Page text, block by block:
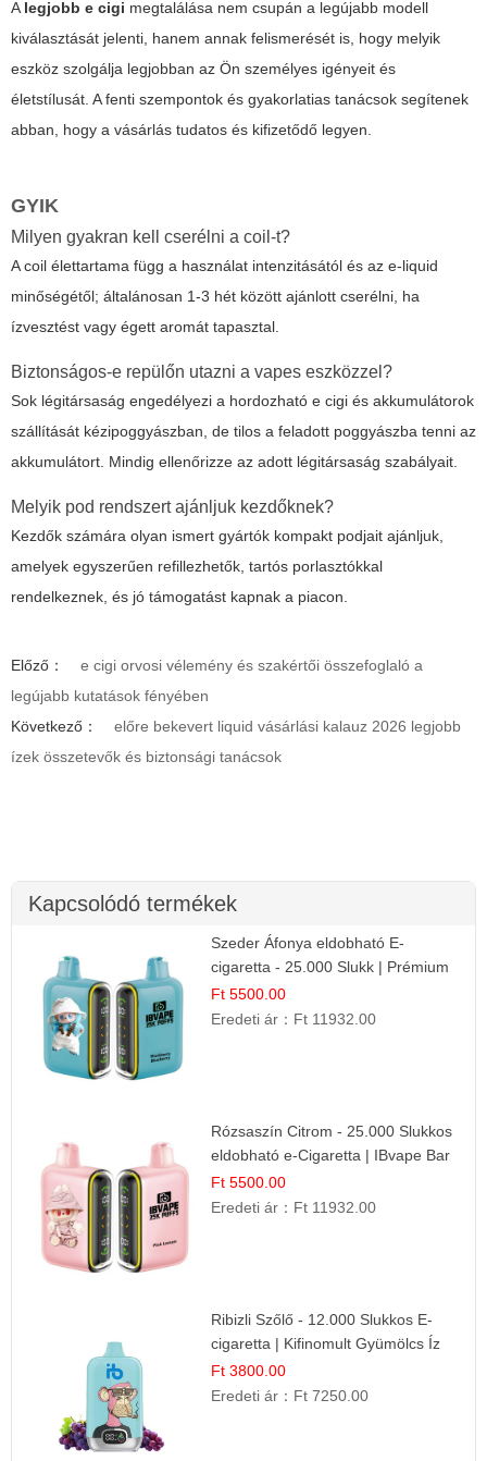
A legjobb e cigi megtalálása nem csupán a legújabb modell
kiválasztását jelenti, hanem annak felismerését is, hogy melyik
eszköz szolgálja legjobban az Ön személyes igényeit és
életstílusát. A fenti szempontok és gyakorlatias tanácsok segítenek
abban, hogy a vásárlás tudatos és kifizetődő legyen.
GYIK
Milyen gyakran kell cserélni a coil-t?
A coil élettartama függ a használat intenzitásától és az e-liquid
minőségétől; általánosan 1-3 hét között ajánlott cserélni, ha
ízvesztést vagy égett aromát tapasztal.
Biztonságos-e repülőn utazni a vapes eszközzel?
Sok légitársaság engedélyezi a hordozható e cigi és akkumulátorok
szállítását kézipoggyászban, de tilos a feladott poggyászba tenni az
akkumulátort. Mindig ellenőrizze az adott légitársaság szabályait.
Melyik pod rendszert ajánljuk kezdőknek?
Kezdők számára olyan ismert gyártók kompakt podjait ajánljuk,
amelyek egyszerűen refillezhetők, tartós porlasztókkal
rendelkeznek, és jó támogatást kapnak a piacon.
Előző：
e cigi orvosi vélemény és szakértői összefoglaló a
legújabb kutatások fényében
Következő：
előre bekevert liquid vásárlási kalauz 2026 legjobb
ízek összetevők és biztonsági tanácsok
Kapcsolódó termékek
Szeder Áfonya eldobható E-
cigaretta - 25.000 Slukk | Prémium
Gyümölcs Íz
Ft 5500.00
Eredeti ár： Ft 11932.00
Rózsaszín Citrom - 25.000 Slukkos
eldobható e-Cigaretta | IBvape Bar
Ft 5500.00
Eredeti ár： Ft 11932.00
Ribizli Szőlő - 12.000 Slukkos E-
cigaretta | Kifinomult Gyümölcs Íz
Ft 3800.00
Eredeti ár： Ft 7250.00